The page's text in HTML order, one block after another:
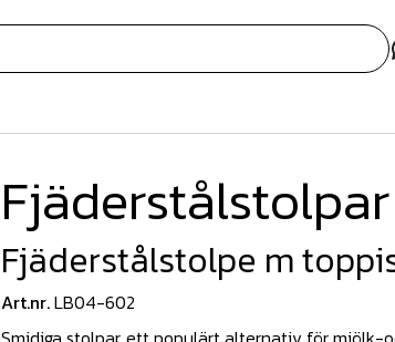
Fjäderstålstolpar
Fjäderstålstolpe m
Art.nr.LB04-602